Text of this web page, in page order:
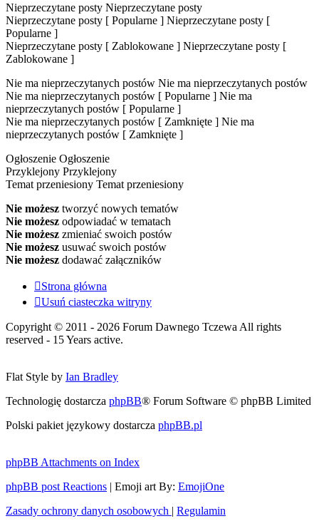
Nieprzeczytane posty Nieprzeczytane posty
Nieprzeczytane posty [ Popularne ] Nieprzeczytane posty [
Popularne ]
Nieprzeczytane posty [ Zablokowane ] Nieprzeczytane posty [
Zablokowane ]
Nie ma nieprzeczytanych postów Nie ma nieprzeczytanych postów
Nie ma nieprzeczytanych postów [ Popularne ] Nie ma
nieprzeczytanych postów [ Popularne ]
Nie ma nieprzeczytanych postów [ Zamknięte ] Nie ma
nieprzeczytanych postów [ Zamknięte ]
Ogłoszenie Ogłoszenie
Przyklejony Przyklejony
Temat przeniesiony Temat przeniesiony
Nie możesz tworzyć nowych tematów
Nie możesz odpowiadać w tematach
Nie możesz zmieniać swoich postów
Nie możesz usuwać swoich postów
Nie możesz dodawać załączników
Strona główna
Usuń ciasteczka witryny
Copyright © 2011 - 2026 Forum Dawnego Tczewa All rights
reserved - 15 Years active.
Flat Style by Ian Bradley
Technologię dostarcza phpBB® Forum Software © phpBB Limited
Polski pakiet językowy dostarcza phpBB.pl
phpBB Attachments on Index
phpBB post Reactions | Emoji art By: EmojiOne
Zasady ochrony danych osobowych | Regulamin